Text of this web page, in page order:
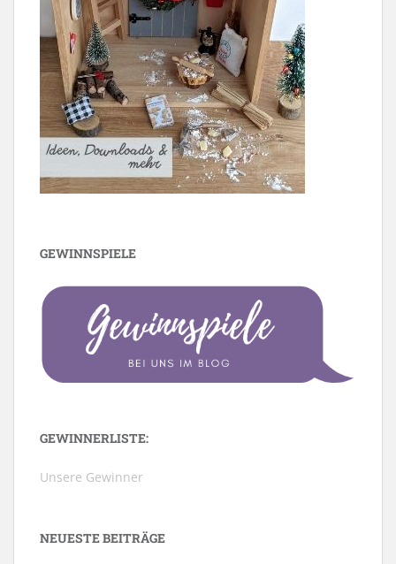
GEWINNSPIELE
GEWINNERLISTE:
Unsere Gewinner
NEUESTE BEITRÄGE